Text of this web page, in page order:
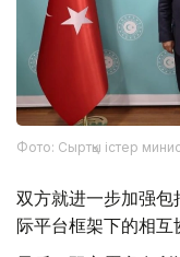
Фото: Сыртқы істер
双方就进一步加强
际平台框架下的相互